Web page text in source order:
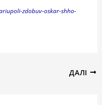
zdobuv-oskar-shho-
ДАЛІ